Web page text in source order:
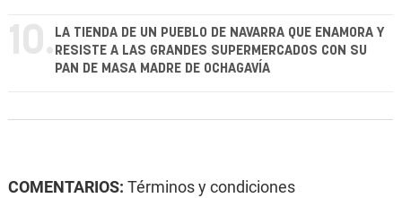
10. LA TIENDA DE UN PUEBLO DE NAVARRA QUE ENAMORA Y
RESISTE A LAS GRANDES SUPERMERCADOS CON SU
PAN DE MASA MADRE DE OCHAGAVÍA
COMENTARIOS: Términos y condiciones